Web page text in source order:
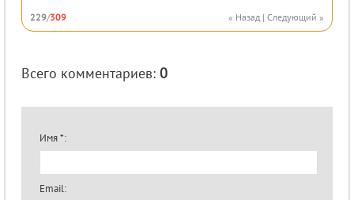
« Назад| Следующий »
229/309
Всего комментариев: 0
Имя *:
Email: